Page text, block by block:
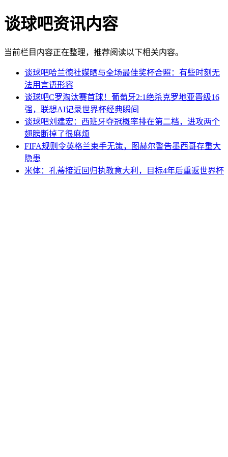
谈球吧资讯内容
当前栏目内容正在整理，推荐阅读以下相关内容。
谈球吧哈兰德社媒晒与全场最佳奖杯合照：有些时刻无
法用言语形容
谈球吧C罗淘汰赛首球！葡萄牙2:1绝杀克罗地亚晋级16
强，联想AI记录世界杯经典瞬间
谈球吧刘建宏：西班牙夺冠概率排在第二档，进攻两个
翅膀断掉了很麻烦
FIFA规则令英格兰束手无策，图赫尔警告墨西哥存重大
隐患
米体：孔蒂接近回归执教意大利，目标4年后重返世界杯